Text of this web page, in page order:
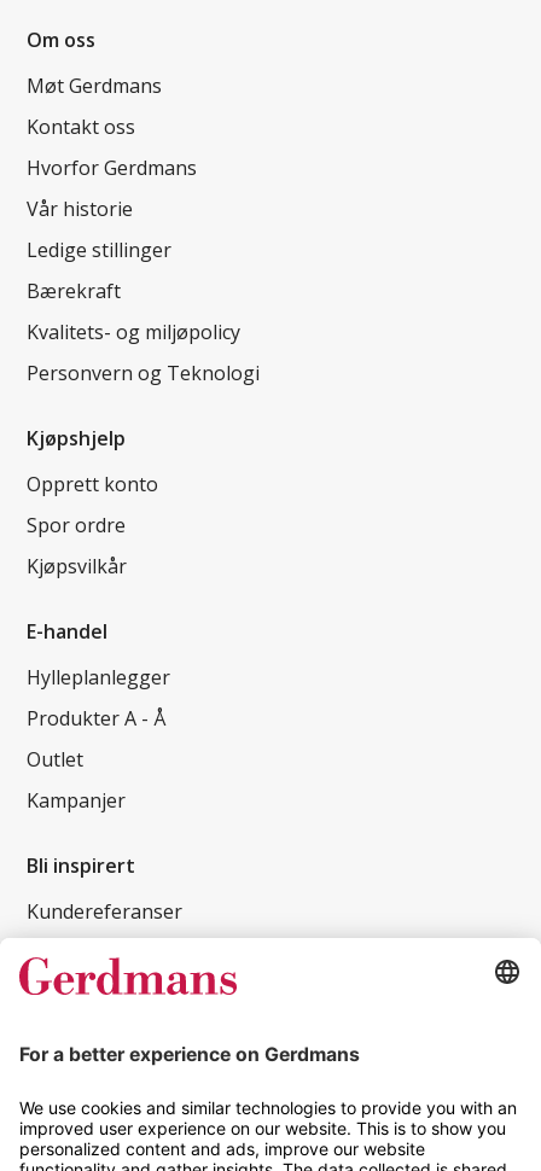
Om oss
Møt Gerdmans
Kontakt oss
Hvorfor Gerdmans
Vår historie
Ledige stillinger
Bærekraft
Kvalitets- og miljøpolicy
Personvern og Teknologi
Kjøpshjelp
Opprett konto
Spor ordre
Kjøpsvilkår
E-handel
Hylleplanlegger
Produkter A - Å
Outlet
Kampanjer
Bli inspirert
Kundereferanser
Magasin
Tips og guider
Kontakt
info@gerdmans.no
67 80 56 20